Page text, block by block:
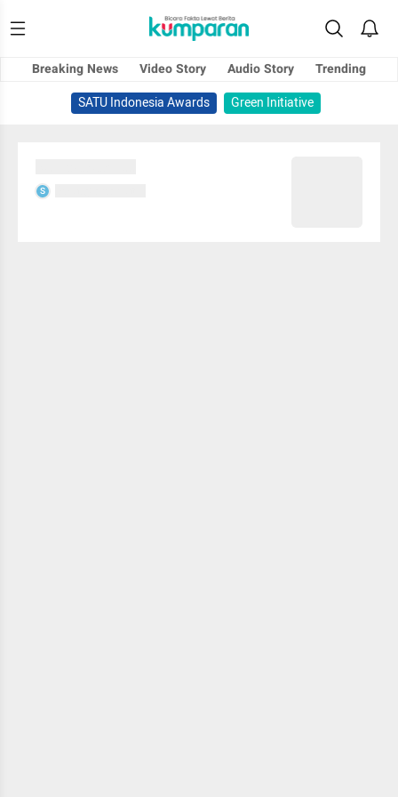
Breaking News Video Story Audio Story
Trending
SATU Indonesia Awards
Green Initiative
S